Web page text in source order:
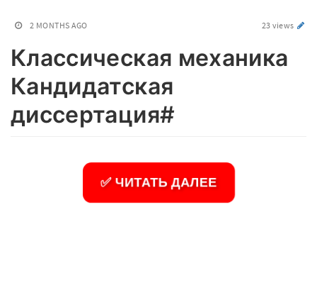
2 MONTHS AGO 23 views
Классическая механика
Кандидатская
диссертация#
✅ ЧИТАТЬ ДАЛЕЕ